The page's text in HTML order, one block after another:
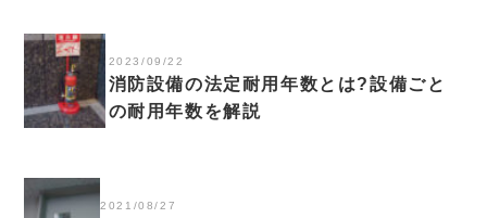
2023/09/22
消防設備の法定耐用年数とは?設備ごと
の耐用年数を解説
2021/08/27